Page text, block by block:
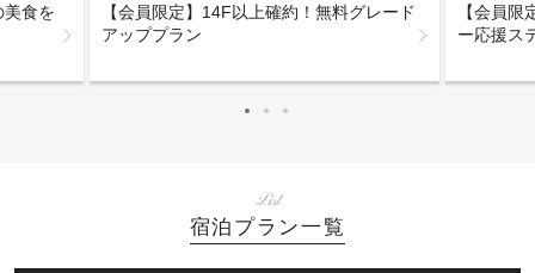
食を
【会員限定】14F以上確約！無料グレード
アッププラン
【会員
ー応援ス
List
宿泊プラン一覧